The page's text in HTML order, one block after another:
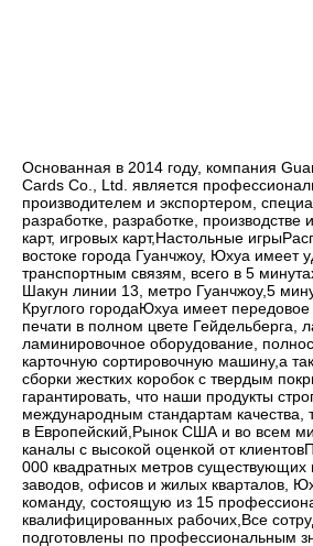
Основанная в 2014 году, компания
Cards Co., Ltd. является
производителем и экспортером,
разработке, разработке, производстве
карт, игровых карт,Настольные
востоке города Гуанчжоу, Юхуа имеет
транспортным связям, всего в 5
Шакун линии 13, метро Гуанчжоу,5
Круглого городаЮхуа имеет
печати в полном цвете Гейдельберга,
ламинировочное оборудование,
карточную сортировочную машину,а
сборки жестких коробок с твердым
гарантировать, что наши продукты
международным стандартам
в Европейский,Рынок США и во всем
каналы с высокой оценкой от
000 квадратных метров существующих
заводов, офисов и жилых кварталов,
команду, состоящую из 15
квалифицированных рабочих,Все
подготовлены по профессиональным